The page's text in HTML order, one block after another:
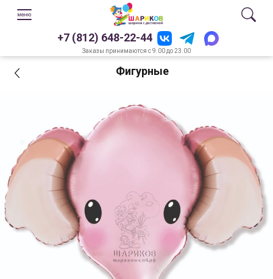
+7 (812) 648-22-44
Заказы принимаются с 9.00 до 23.00
Фигурные